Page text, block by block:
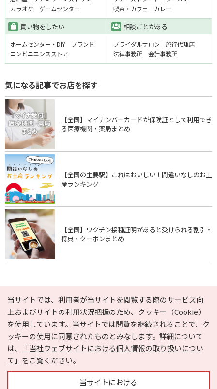
カラオケ
ゲームセンター
喫茶・カフェ
カレー
買い物をしたい
ホームセンター・DIY
ブランド
コンビニエンスストア
相談ごとがある
ブライダルサロン
旅行代理店
法律事務所
会計事務所
気になる記事でお店を探す
【全国】マイナンバーカードが保険証として利用でき
る医療機関・薬局まとめ
【全国の主要駅】これはおいしい！間違いなしのお土
産ランキング
【全国】ワクチン接種証明があると受けられる割引・
特典・クーポンまとめ
PAGE TOP
当サイトでは、利用者が当サイトを閲覧する際のサービス向
上およびサイトの利用状況把握のため、クッキー（Cookie）
を使用しています。当サイトでは閲覧を継続されることで、ク
ッキーの使用に同意されたものとみなします。詳細について
は、
「当社ウェブサイトにおける個人情報の取り扱いについ
て」 をご覧ください。
当サイトにおける
e-NAVITA（イーナビタ）とは？ お気に入り
ヘルプ
利用規約
個人情報の取り扱いについて
運営会社
サイトマップ
広告掲載に関するお問い合わせ